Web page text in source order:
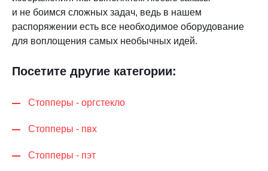
и не боимся сложных задач, ведь в нашем
распоряжении есть все необходимое оборудование
для воплощения самых необычных идей.
Посетите другие категории:
Стопперы - оргстекло
Стопперы - пвх
Стопперы - пэт